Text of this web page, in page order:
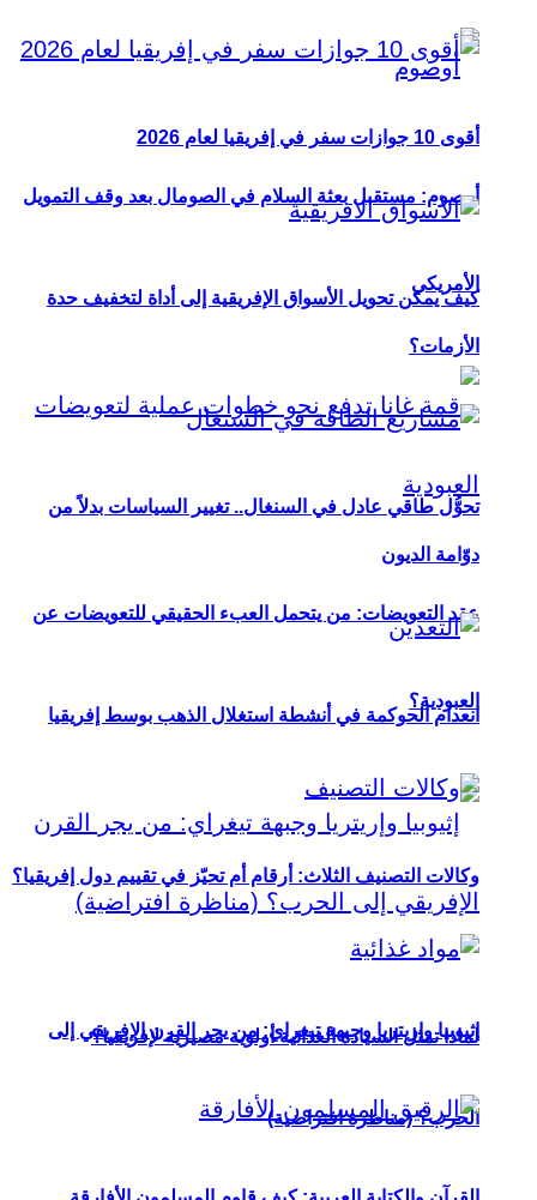
أوصوم: مستقبل بعثة السلام في الصومال بعد وقف التمويل
الأمريكي
عقد التعويضات: من يتحمل العبء الحقيقي للتعويضات عن
العبودية؟
إثيوبيا وإريتريا وجبهة تيغراي: من يجر القرن الإفريقي إلى
الحرب؟ (مناظرة افتراضية)
أقوى 10 جوازات سفر في إفريقيا لعام 2026
كيف يمكن تحويل الأسواق الإفريقية إلى أداة لتخفيف حدة
الأزمات؟
تحوُّل طاقي عادل في السنغال.. تغيير السياسات بدلاً من
دوّامة الديون
انعدام الحوكمة في أنشطة استغلال الذهب بوسط إفريقيا
وكالات التصنيف الثلاث: أرقام أم تحيّز في تقييم دول إفريقيا؟
لماذا تمثل السيادة الغذائية أولوية مصيرية لإفريقيا؟